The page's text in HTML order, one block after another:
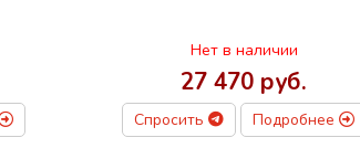
Нет в наличии
27 470 руб.
Спросить Подробнее